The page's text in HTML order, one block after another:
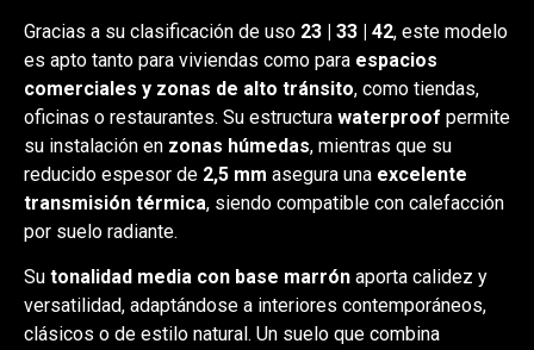
Gracias a su clasificación de uso 23 | 33 | 42, este modelo
es apto tanto para viviendas como para espacios
comerciales y zonas de alto tránsito, como tiendas,
oficinas o restaurantes. Su estructura waterproof permite
su instalación en zonas húmedas, mientras que su
reducido espesor de 2,5 mm asegura una excelente
transmisión térmica, siendo compatible con calefacción
por suelo radiante.
Su tonalidad media con base marrón aporta calidez y
versatilidad, adaptándose a interiores contemporáneos,
clásicos o de estilo natural. Un suelo que combina